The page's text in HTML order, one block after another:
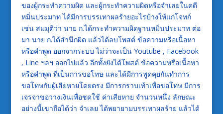
ของผู้กระทำความผิด และผู้กระทำความผิดหรือจำเลยในคดี
หมิ่นประมาท ได้มีการบรรเทาผลร้ายอะไรบ้างให้แก่โจทก์
เช่น สมมุติว่า นาย ก.ได้กระทำความผิดฐานหมิ่นประมาท ต่อ
มา นาย ก.ได้สำนึกผิด แล้วได้ลบโพสต์ ข้อความหรือเนื้อหา
หรือคำพูด ออกจากระบบ ไม่ว่าจะเป็น Youtube , Facebook
, Line ฯลฯ ออกไปแล้ว อีกทั้งยังได้โพสต์ ข้อความหรือเนื้อหา
หรือคำพูด ที่เป็นการขอโทษ และได้มีการพูดคุยกันทำการ
ขอโทษกับผู้เสียหายโดยตรง มีการกราบเท้าเพื่อขอโทษ มีการ
เจรจาขอวางเงินเพื่อชดใช้ ค่าเสียหาย จำนวนหนึ่ง ลักษณะ
อย่างนี้เขาถือได้ว่า จำเลย ได้พยายามบรรเทาผลร้าย แล้วได้